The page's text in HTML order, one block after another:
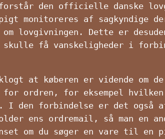
forstår den officielle danske
monitoreres af sagkyndige
om lovgivningen. Dette er
få vanskeligheder i
at køberen er vidende om
for ordren, for eksempel
I den forbindelse er det også
ens ordremail, så man en
om du søger en vare til en